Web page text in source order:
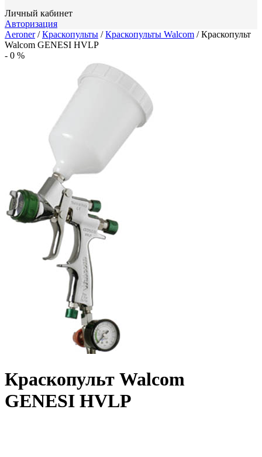
Личный кабинет
Авторизация
Aeroner/Краскопульты /Краскопульты Walcom /Краскопульт
Walcom GENESI HVLP
- 0 %
Краскопульт Walcom
GENESI HVLP